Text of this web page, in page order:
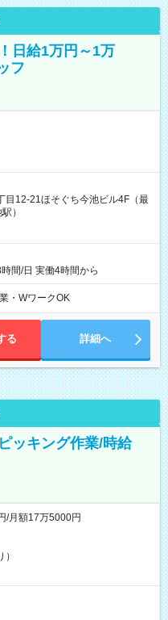
日給1万円～1万
フ
目12-21ほそぐち今池ビル4F（最
）
間/日 実働4時間から
・WワークOK
る 詳細へ
ッキング作業/時給
月額17万5000円